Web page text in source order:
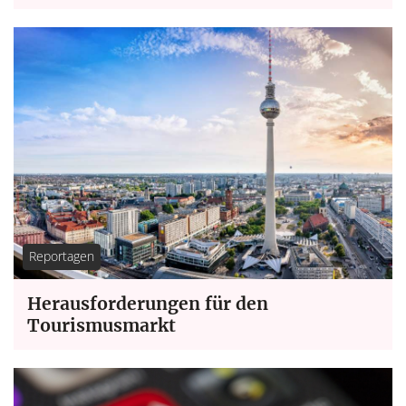
Reportagen
Herausforderungen für den
Tourismusmarkt